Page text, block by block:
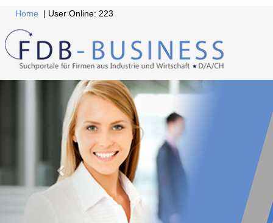
Home | User Online: 223